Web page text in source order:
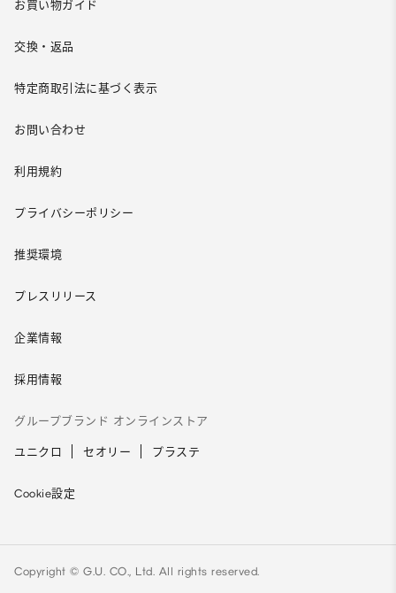
お買い物ガイド
交換・返品
特定商取引法に基づく表示
お問い合わせ
利用規約
プライバシーポリシー
推奨環境
プレスリリース
企業情報
採用情報
グループブランド オンラインストア
ユニクロ セオリー プラステ
Cookie設定
Copyright © G.U. CO., Ltd. All rights reserved.